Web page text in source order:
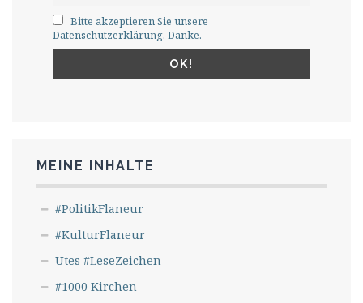
Bitte akzeptieren Sie unsere
Datenschutzerklärung. Danke.
MEINE INHALTE
#PolitikFlaneur
#KulturFlaneur
Utes #LeseZeichen
#1000 Kirchen